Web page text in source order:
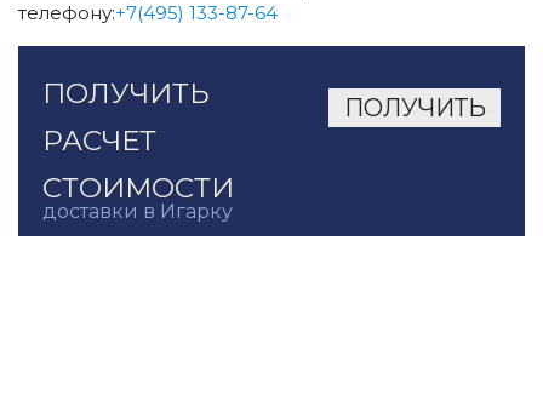
телефону:+7(495) 133-87-64
ПОЛУЧИТЬ
РАСЧЕТ
СТОИМОСТИ
доставки в Игарку